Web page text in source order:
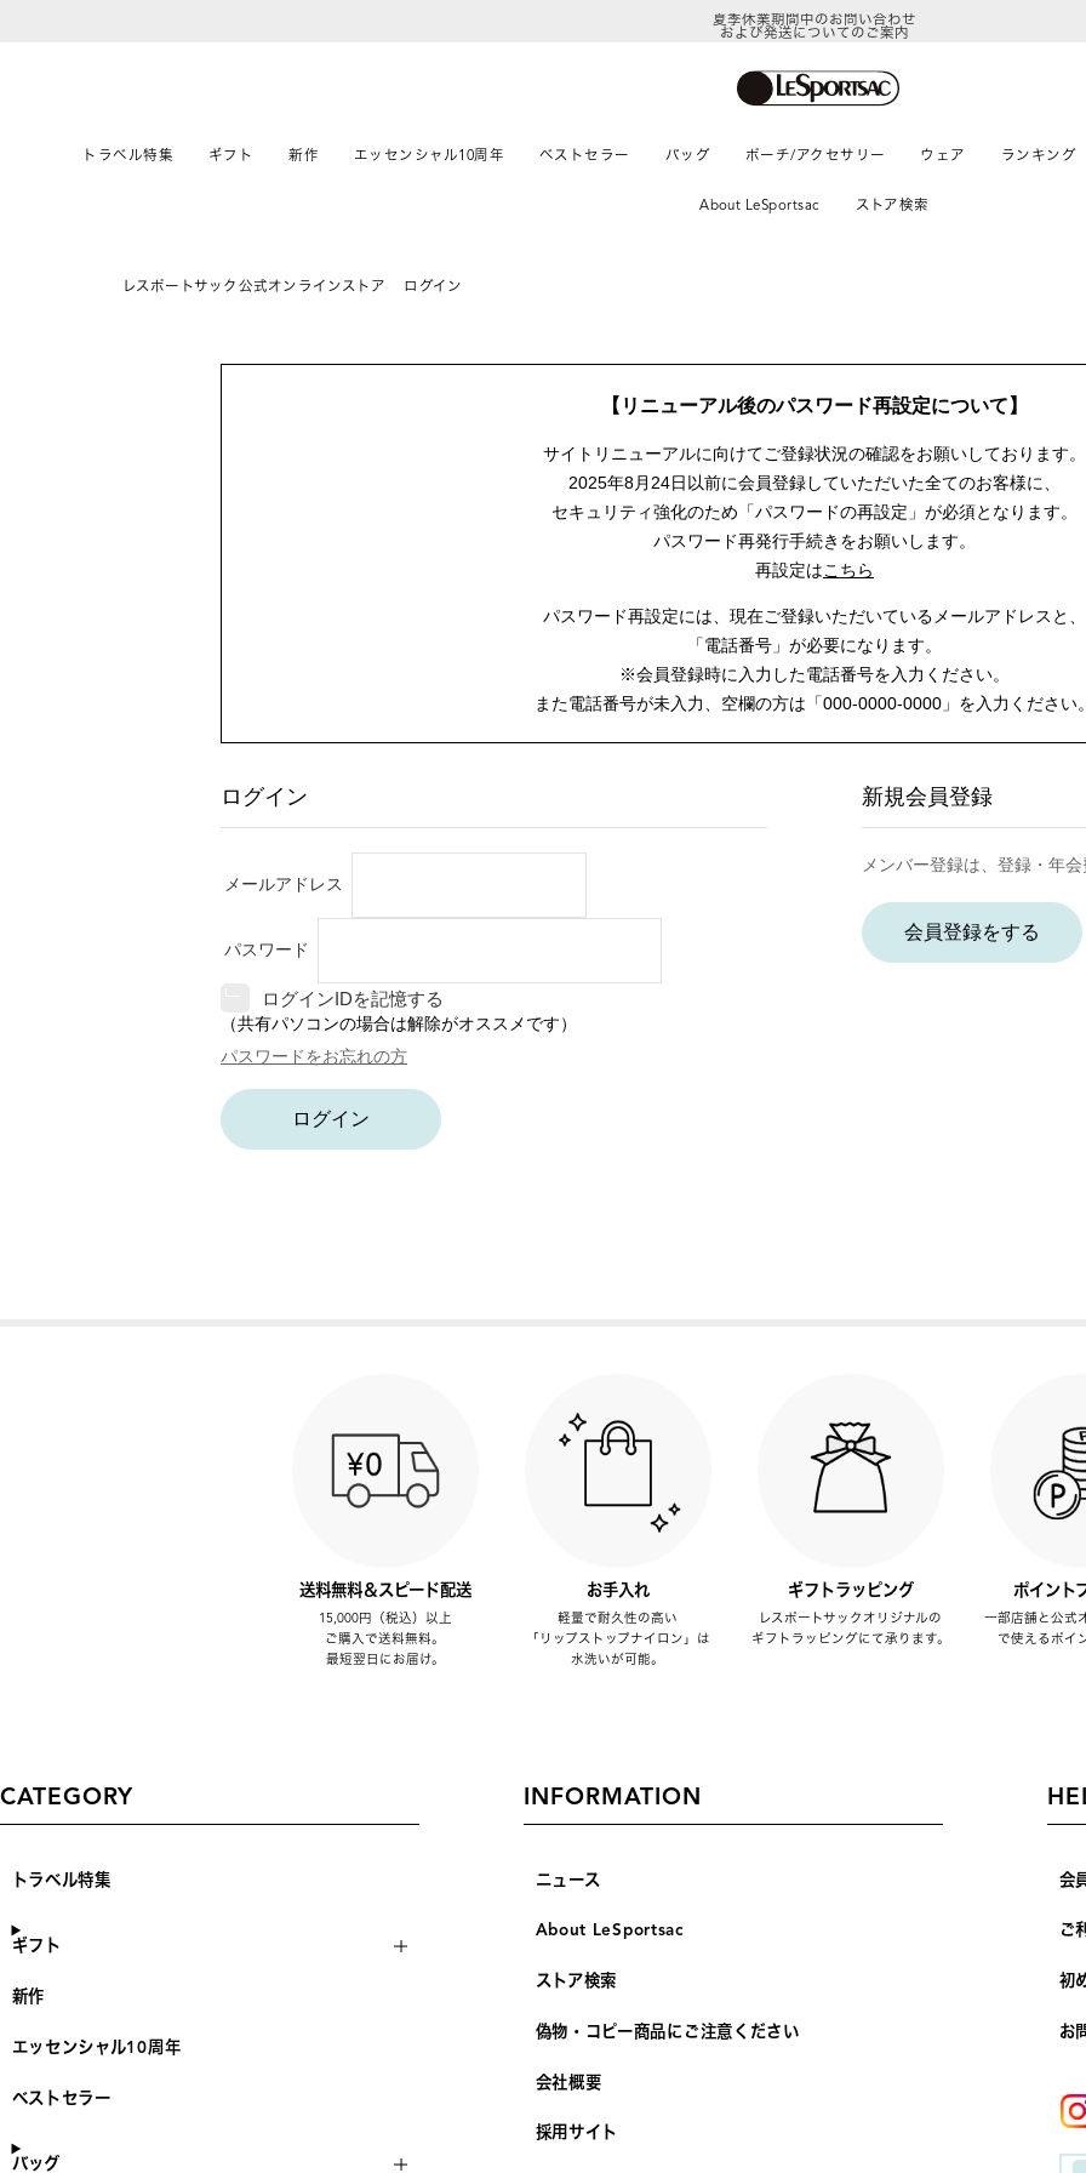
夏季休業期間中のお問い合わせ
および発送についてのご案内
トラベル特集 ギフト 新作 エッセンシャル10周年 ベストセラー バッグ ポーチ/アクセサリー ウェア ランキング
About LeSportsac ストア検索
レスポートサック公式オンラインストア ログイン
【リニューアル後のパスワード再設定について】
サイトリニューアルに向けてご登録状況の確認をお願いしております。
2025年8月24日以前に会員登録していただいた全てのお客様に、
セキュリティ強化のため「パスワードの再設定」が必須となります。
パスワード再発行手続きをお願いします。
再設定はこちら
パスワード再設定には、 現在ご登録いただいているメールアドレスと、
「電話番号」が必要になります。
※会員登録時に入力した電話番号を入力ください。
また電話番号が未入力、空欄の方は 「000-0000-0000」を入力ください。
ログイン
メールアドレス
パスワード
ログインIDを記憶する
（共有パソコンの場合は解除がオススメです）
パスワードをお忘れの方
ログイン
新規会員登録
メンバー登録は、登録・年会
会員登録をする
送料無料＆スピード配送
15,000円（税込）以上
ご購入で送料無料。
最短翌日にお届け。
お手入れ
軽量で耐久性の高い
「リップストップナイロン」は
水洗いが可能。
ギフトラッピング
レスポートサックオリジナルの
ギフトラッピングにて承ります。
ポイント
一部店舗と公式
で使えるポイ
CATEGORY
トラベル特集
ギフト
新作
エッセンシャル10周年
ベストセラー
バッグ
INFORMATION
ニュース
About LeSportsac
ストア検索
偽物・コピー商品にご注意ください
会社概要
採用サイト
会
ご
初
お